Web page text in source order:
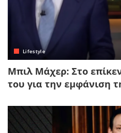
Lifestyle
Μπιλ Μάχερ: Στο
του για την εμφάνιση